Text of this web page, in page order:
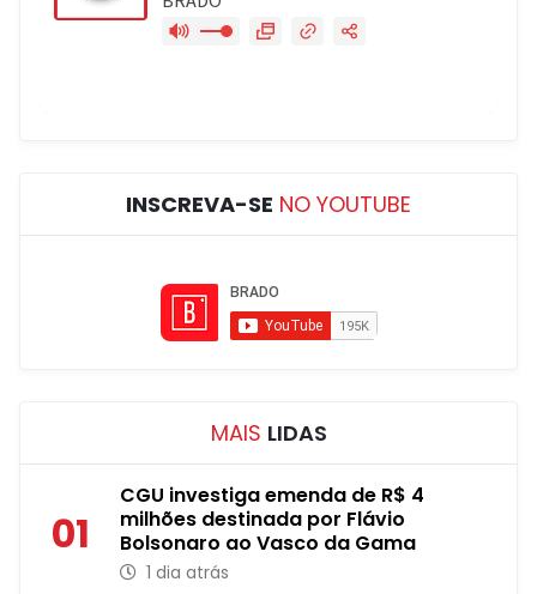
INSCREVA-SE NO YOUTUBE
MAIS LIDAS
01
CGU investiga emenda de R$ 4
milhões destinada por Flávio
Bolsonaro ao Vasco da Gama
1 dia atrás